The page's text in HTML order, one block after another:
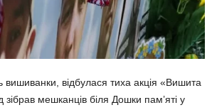
вишиванки, відбулася тиха акція «Вишита
зібрав мешканців біля Дошки пам’яті у